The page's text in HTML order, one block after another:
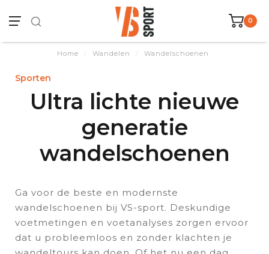
0
Home / Wandelen / Wandelschoenen
Sporten
Ultra lichte nieuwe
generatie
wandelschoenen
Ga voor de beste en modernste
wandelschoenen bij VS-sport. Deskundige
voetmetingen en voetanalyses zorgen ervoor
dat u probleemloos en zonder klachten je